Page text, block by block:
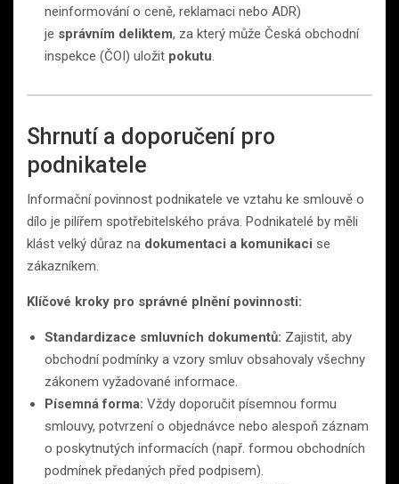
neinformování o ceně, reklamaci nebo ADR)
je správním deliktem, za který může Česká obchodní
inspekce (ČOI) uložit pokutu.
Shrnutí a doporučení pro
podnikatele
Informační povinnost podnikatele ve vztahu ke smlouvě o
dílo je pilířem spotřebitelského práva. Podnikatelé by měli
klást velký důraz na dokumentaci a komunikaci se
zákazníkem.
Klíčové kroky pro správné plnění povinnosti:
Standardizace smluvních dokumentů: Zajistit, aby
obchodní podmínky a vzory smluv obsahovaly všechny
zákonem vyžadované informace.
Písemná forma: Vždy doporučit písemnou formu
smlouvy, potvrzení o objednávce nebo alespoň záznam
o poskytnutých informacích (např. formou obchodních
podmínek předaných před podpisem).